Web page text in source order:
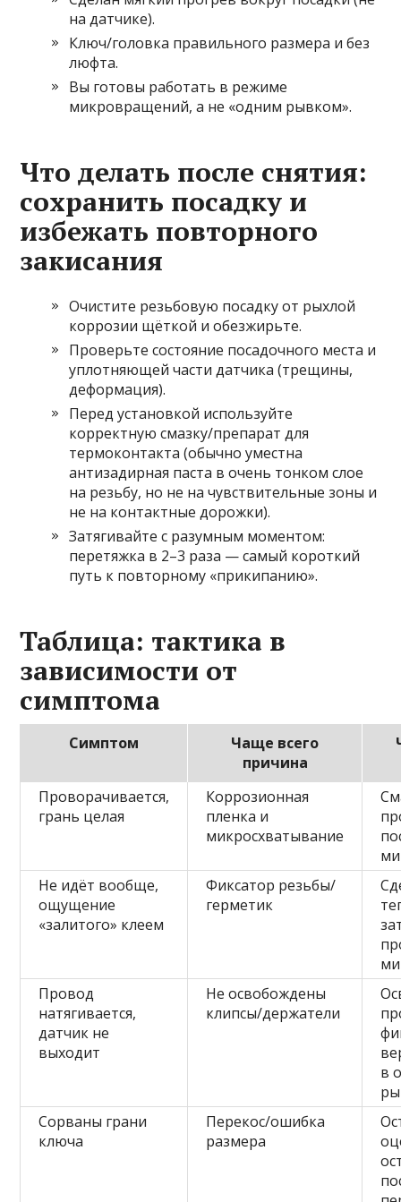
на датчике).
Ключ/головка правильного размера и без
люфта.
Вы готовы работать в режиме
микровращений, а не «одним рывком».
Что делать после снятия:
сохранить посадку и
избежать повторного
закисания
Очистите резьбовую посадку от рыхлой
коррозии щёткой и обезжирьте.
Проверьте состояние посадочного места и
уплотняющей части датчика (трещины,
деформация).
Перед установкой используйте
корректную смазку/препарат для
термоконтакта (обычно уместна
антизадирная паста в очень тонком слое
на резьбу, но не на чувствительные зоны и
не на контактные дорожки).
Затягивайте с разумным моментом:
перетяжка в 2–3 раза — самый короткий
путь к повторному «прикипанию».
Таблица: тактика в
зависимости от
симптома
Симптом
Чаще всего
причина
Проворачивается,
грань целая
Коррозионная
пленка и
микросхватывание
Не идёт вообще,
ощущение
«залитого» клеем
Фиксатор резьбы/
герметик
Провод
натягивается,
датчик не
выходит
Не освобождены
клипсы/держатели
в
Сорваны грани
ключа
Перекос/ошибка
размера